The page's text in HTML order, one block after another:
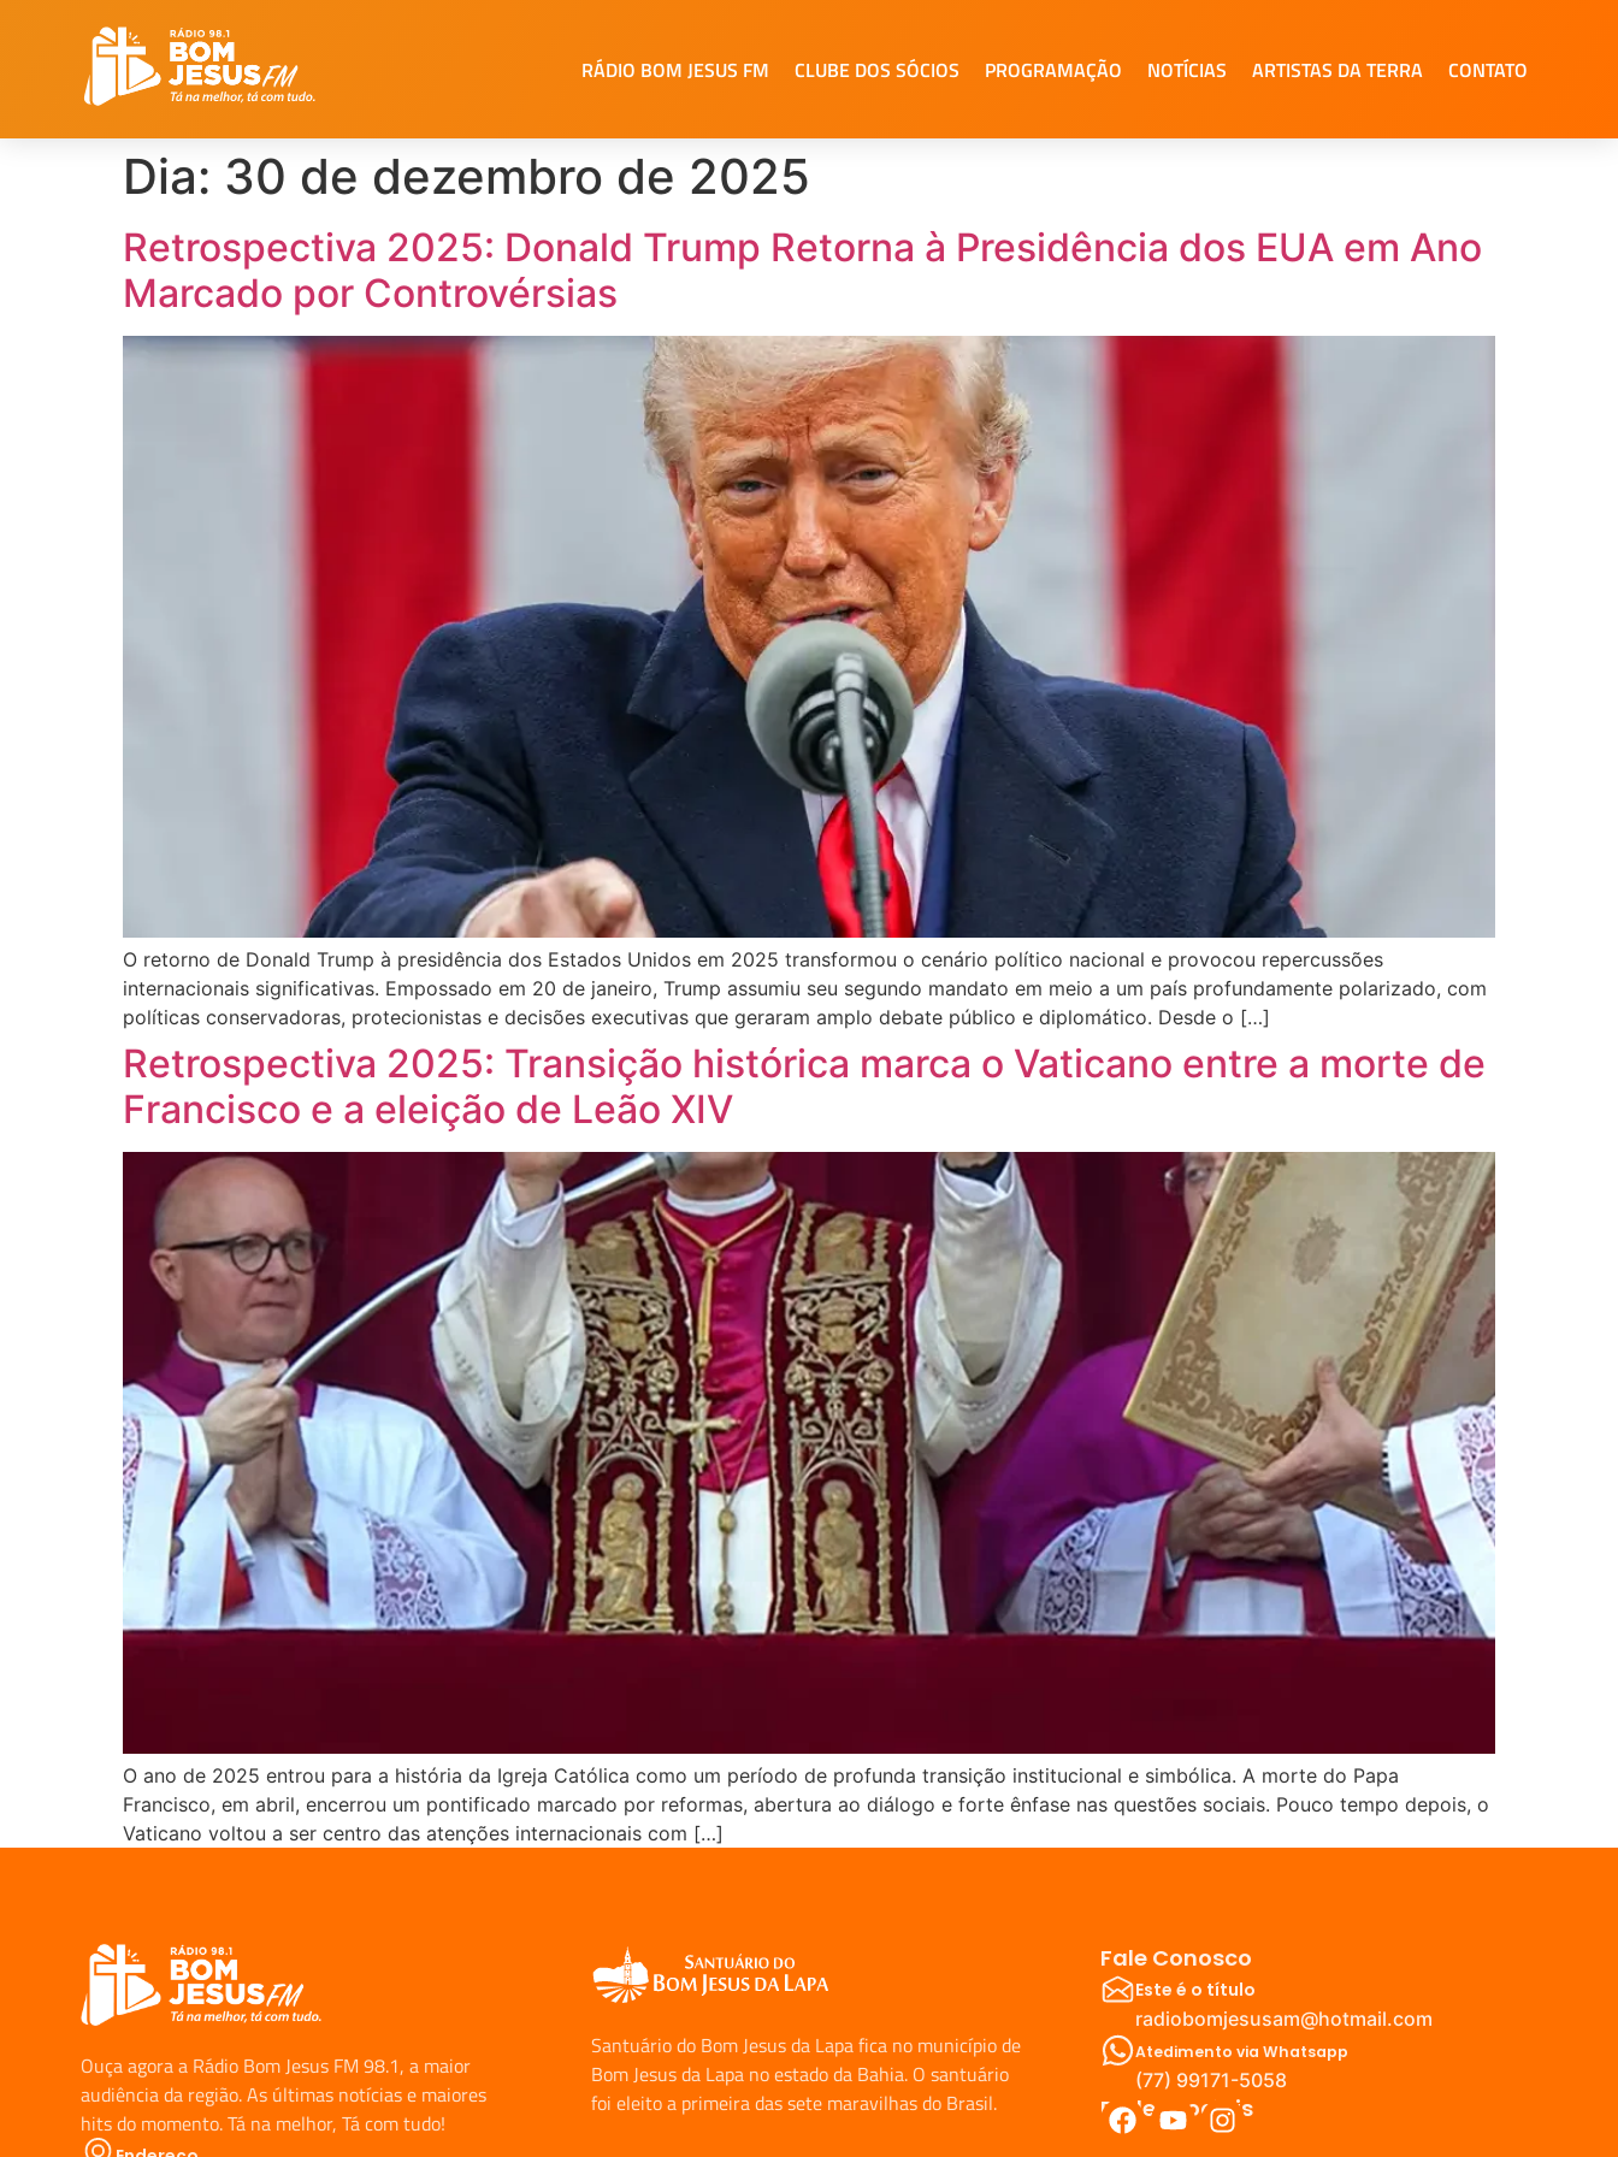
RÁDIO BOM JESUS FM CLUBE DOS SÓCIOS PROGRAMAÇÃO NOTÍCIAS ARTISTAS DA TERRA CONTATO
Dia: 30 de dezembro de 2025
Retrospectiva 2025: Donald Trump Retorna à Presidência dos EUA em Ano
Marcado por Controvérsias
O retorno de Donald Trump à presidência dos Estados Unidos em 2025 transformou o cenário político nacional e provocou repercussões
internacionais significativas. Empossado em 20 de janeiro, Trump assumiu seu segundo mandato em meio a um país profundamente polarizado, com
políticas conservadoras, protecionistas e decisões executivas que geraram amplo debate público e diplomático. Desde o […]
Retrospectiva 2025: Transição histórica marca o Vaticano entre a morte de
Francisco e a eleição de Leão XIV
O ano de 2025 entrou para a história da Igreja Católica como um período de profunda transição institucional e simbólica. A morte do Papa
Francisco, em abril, encerrou um pontificado marcado por reformas, abertura ao diálogo e forte ênfase nas questões sociais. Pouco tempo depois, o
Vaticano voltou a ser centro das atenções internacionais com […]
Ouça agora a Rádio Bom Jesus FM 98.1, a maior
audiência da região. As últimas notícias e maiores
hits do momento. Tá na melhor, Tá com tudo!
Santuário do Bom Jesus da Lapa fica no município de
Bom Jesus da Lapa no estado da Bahia. O santuário
foi eleito a primeira das sete maravilhas do Brasil.
Fale Conosco
Este é o título
radiobomjesusam@hotmail.com
Atedimento via Whatsapp
(77) 99171-5058
Redes Sociais